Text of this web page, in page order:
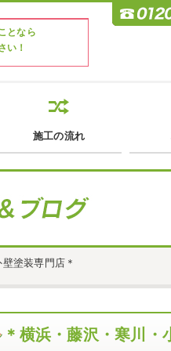
となら
い！
施工の流れ
塗装専門店＊
＊横浜・藤沢・寒川